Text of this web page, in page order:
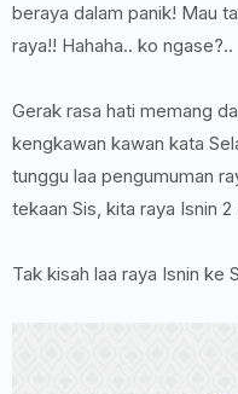
beraya dalam panik! Mau
raya!! Hahaha.. ko ngase?..
Gerak rasa hati memang
kengkawan kawan kata
tunggu laa pengumuman
tekaan Sis, kita raya Isnin 2
Tak kisah laa raya Isnin ke